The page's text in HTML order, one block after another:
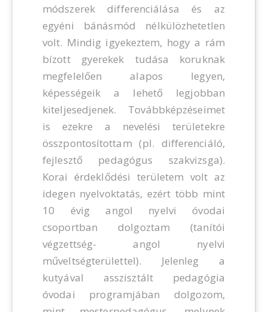
módszerek differenciálása és az
egyéni bánásmód nélkülözhetetlen
volt. Mindig igyekeztem, hogy a rám
bízott gyerekek tudása koruknak
megfelelően alapos legyen,
képességeik a lehető legjobban
kiteljesedjenek. Továbbképzéseimet
is ezekre a nevelési területekre
összpontosítottam (pl. differenciáló,
fejlesztő pedagógus szakvizsga).
Korai érdeklődési területem volt az
idegen nyelvoktatás, ezért több mint
10 évig angol nyelvi óvodai
csoportban dolgoztam (tanítói
végzettség- angol nyelvi
műveltségterülettel). Jelenleg a
kutyával asszisztált pedagógia
óvodai programjában dolgozom,